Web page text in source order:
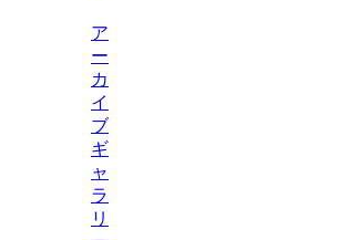
ア
ー
カ
イ
ブ
ギ
ャ
ラ
リ